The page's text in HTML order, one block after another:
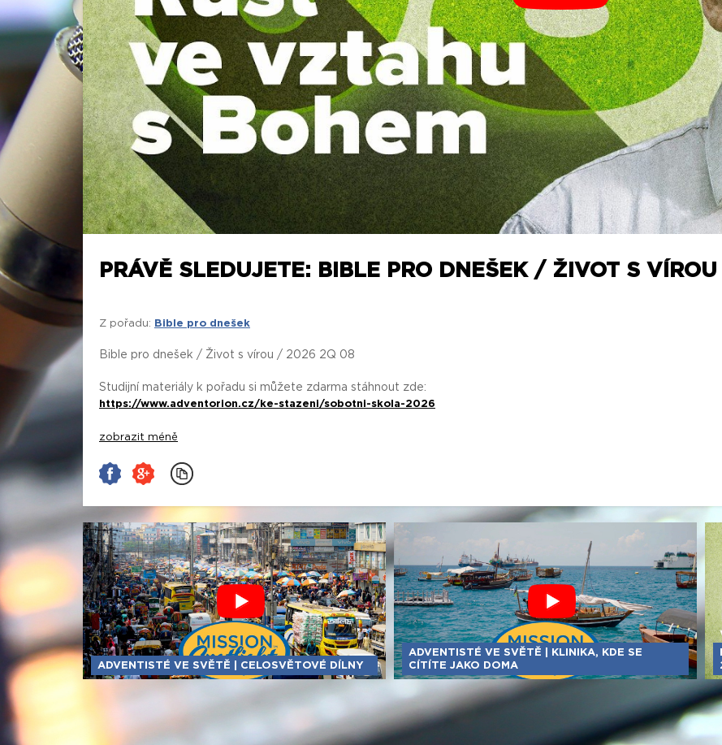
PRÁVĚ SLEDUJETE: BIBLE PRO DNEŠEK / ŽIVOT S
Z pořadu: Bible pro dnešek
Bible pro dnešek / Život s vírou / 2026 2Q 08
Studijní materiály k pořadu si můžete zdarma stáhnout zde:
https://www.adventorion.cz/ke-stazeni/sobotni-skola-2026
zobrazit méně
ADVENTISTÉ VE SVĚTĚ | CELOSVĚTOVÉ DÍLNY
ADVENTISTÉ VE SVĚTĚ | KLINIKA, KDE SE
CÍTÍTE JAKO DOMA